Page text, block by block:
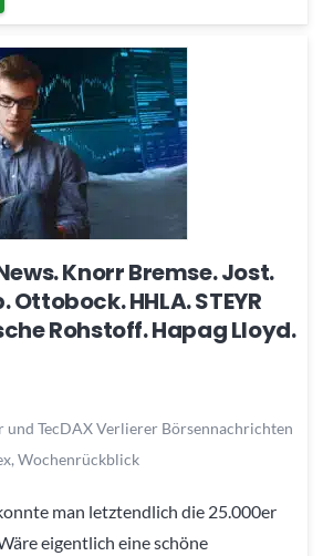
Knorr Bremse. Jost.
HHLA. STEYR
Rohstoff. Hapag Lloyd.
und TecDAX Verlierer Börsennachrichten
, Wochenrückblick
man letztendlich die 25.000er
eigentlich eine schöne